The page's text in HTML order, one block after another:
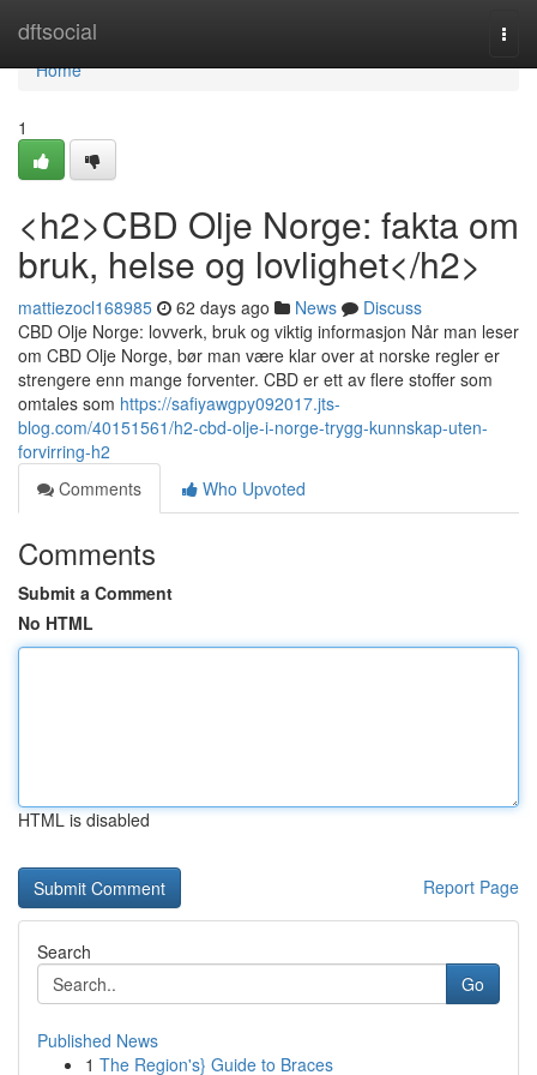
dftsocial
Home
Home
1
<h2>CBD Olje Norge: fakta om
bruk, helse og lovlighet</h2>
mattiezocl168985 62 days ago News
Discuss
CBD Olje Norge: lovverk, bruk og viktig informasjon Når man leser
om CBD Olje Norge, bør man være klar over at norske regler er
strengere enn mange forventer. CBD er ett av flere stoffer som
omtales som https://safiyawgpy092017.jts-
blog.com/40151561/h2-cbd-olje-i-norge-trygg-kunnskap-uten-
forvirring-h2
Comments
Who Upvoted
Comments
Submit a Comment
No HTML
HTML is disabled
Report Page
Search
Go
Published News
1 The Region's} Guide to Braces